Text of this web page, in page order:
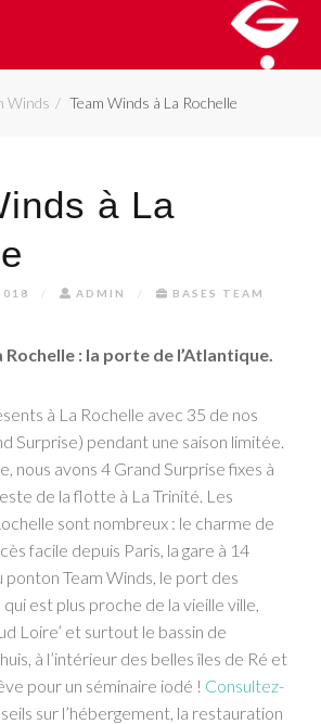
Winds Team Winds à La Rochelle
à La
/ ADMIN /
BASES TEAM
Rochelle : la porte de l’Atlantique.
à La Rochelle avec 35 de nos
Surprise) pendant une saison limitée.
nous avons 4 Grand Surprise fixes à
de la flotte à La Trinité. Les
sont nombreux : le charme de
facile depuis Paris, la gare à 14
ponton Team Winds, le port des
est plus proche de la vieille ville,
Loire’ et surtout le bassin de
à l’intérieur des belles îles de Ré et
pour un séminaire iodé ! Consultez-
sur l’hébergement, la restauration